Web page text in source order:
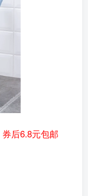
券后6.8元包邮